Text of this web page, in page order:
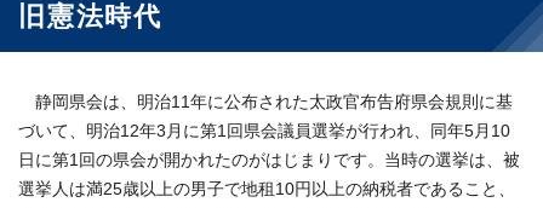
旧憲法時代
静岡県会は、明治11年に公布された太政官布告府県会規則に基
づいて、明治12年3月に第1回県会議員選挙が行われ、同年5月10
日に第1回の県会が開かれたのがはじまりです。当時の選挙は、被
選挙人は満25歳以上の男子で地租10円以上の納税者であること、